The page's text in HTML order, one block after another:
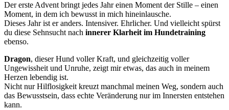
Der erste Advent bringt jedes Jahr einen Moment der Stille – einen
Moment, in dem ich bewusst in mich hineinlausche.
Dieses Jahr ist er anders. Intensiver. Ehrlicher. Und vielleicht spürst
du diese Sehnsucht nach innerer Klarheit im Hundetraining
ebenso.
Dragon, dieser Hund voller Kraft, und gleichzeitig voller
Ungewissheit und Unruhe, zeigt mir etwas, das auch in meinem
Herzen lebendig ist.
Nicht nur Hilflosigkeit kreuzt manchmal meinen Weg, sondern auch
das Bewusstsein, dass echte Veränderung nur im Innersten entstehen
kann.